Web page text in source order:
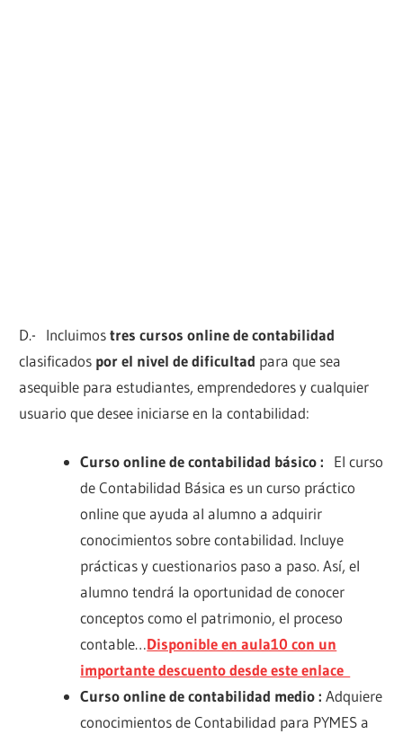
D.- Incluimostres cursos online de contabilidad
clasificados por el nivel de dificultad para que sea
asequible para estudiantes, emprendedores y cualquier
usuario que desee iniciarse en la contabilidad:
Curso online de contabilidad básico : El curso
de Contabilidad Básica es un curso práctico
online que ayuda al alumno a adquirir
conocimientos sobre contabilidad. Incluye
prácticas y cuestionarios paso a paso. Así, el
alumno tendrá la oportunidad de conocer
conceptos como el patrimonio, el proceso
contable…Disponible en aula10 con un
importante descuento desde este enlace
Curso online de contabilidad medio : Adquiere
conocimientos de Contabilidad para PYMES a